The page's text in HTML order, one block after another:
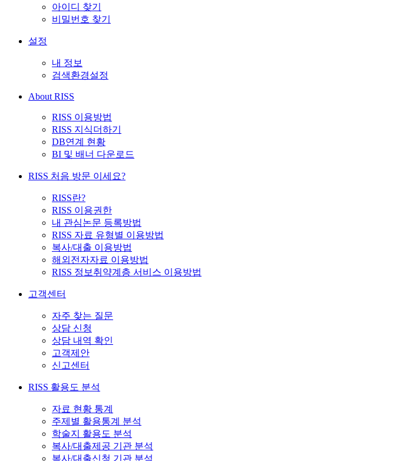
아이디 찾기
비밀번호 찾기
설정
내 정보
검색환경설정
About RISS
RISS 이용방법
RISS 지식더하기
DB연계 현황
BI 및 배너 다운로드
RISS 처음 방문 이세요?
RISS란?
RISS 이용권한
내 관심논문 등록방법
RISS 자료 유형별 이용방법
복사/대출 이용방법
해외전자자료 이용방법
RISS 정보취약계층 서비스 이용방법
고객센터
자주 찾는 질문
상담 신청
상담 내역 확인
고객제안
신고센터
RISS 활용도 분석
자료 현황 통계
주제별 활용통계 분석
학술지 활용도 분석
복사/대출제공 기관 분석
복사/대출신청 기관 분석